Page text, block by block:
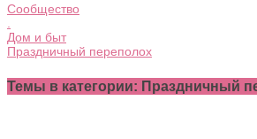
Сообщество
Дом и быт
Праздничный переполох
Темы в категории: Праздничный